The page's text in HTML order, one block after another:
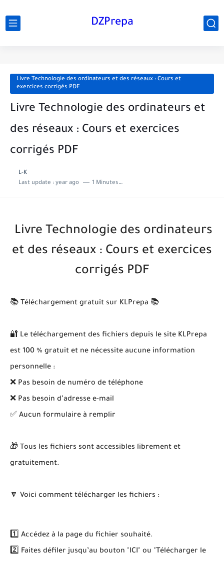
DZPrepa
Livre Technologie des ordinateurs et des réseaux : Cours et
exercices corrigés PDF
Livre Technologie des ordinateurs et
des réseaux : Cours et exercices
corrigés PDF
L-K
Last update : year ago 1 Minutes to read
Livre Technologie des ordinateurs
et des réseaux : Cours et exercices
corrigés PDF
📚 Téléchargement gratuit sur KLPrepa 📚
🔐 Le téléchargement des fichiers depuis le site KLPrepa
est 100 % gratuit et ne nécessite aucune information
personnelle :
❌ Pas besoin de numéro de téléphone
❌ Pas besoin d’adresse e-mail
✅ Aucun formulaire à remplir
🎁 Tous les fichiers sont accessibles librement et
gratuitement.
🔽 Voici comment télécharger les fichiers :
1️⃣ Accédez à la page du fichier souhaité.
2️⃣ Faites défiler jusqu’au bouton "ICI" ou "Télécharger le